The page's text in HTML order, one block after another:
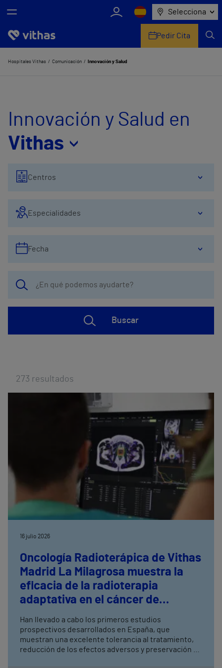
Selecciona
Nosotros
Comunicación
Pedir Cita
Hospitales Vithas Comunicación Innovación y Salud
Innovación y Salud en
Vithas
Centros
Especialidades
Fecha
Buscar
273 resultados
16 julio 2026
Oncología Radioterápica de Vithas
Madrid La Milagrosa muestra la
eficacia de la radioterapia
adaptativa en el cáncer de
próstata
Han llevado a cabo los primeros estudios
prospectivos desarrollados en España, que
muestran una excelente tolerancia al tratamiento,
reducción de los efectos adversos y preservación de